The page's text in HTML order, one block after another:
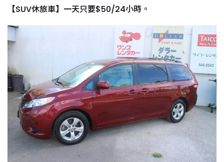
【SUV休旅車】一天只要$50/24小時。